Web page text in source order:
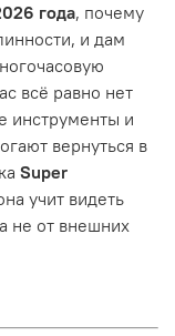
года, почему
и дам
всё равно нет
инструменты и
вернуться в
Super
учит видеть
не от внешних